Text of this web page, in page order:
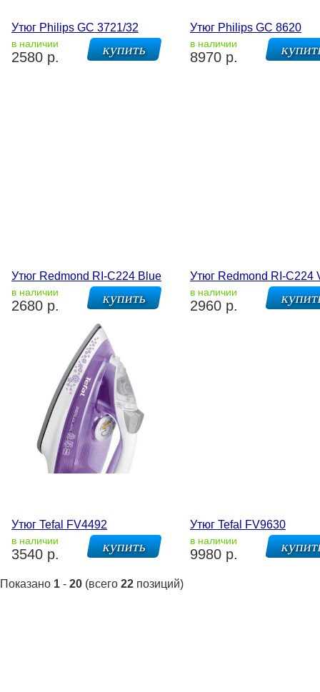
Утюг Philips GC 3721/32
в наличии
2580 р.
Утюг Philips GC 8620
в наличии
8970 р.
Утюг Redmond RI-C224 Blue
в наличии
2680 р.
Утюг Redmond RI-C224
в наличии
2960 р.
Утюг Tefal FV4492
в наличии
3540 р.
Утюг Tefal FV9630
в наличии
9980 р.
Показано 1 - 20 (всего 22 позиций)